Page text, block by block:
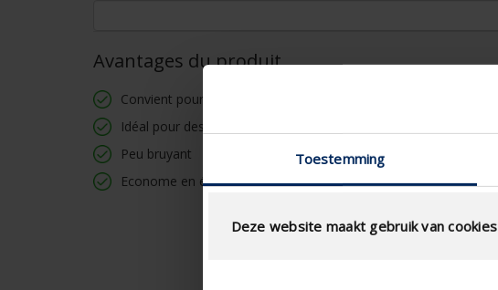
Toestemming
Deze website maakt gebruik van cookies
Avantages du produit
Convient pour montage au mur et au plafond
Idéal pour des pièces petites à moyennes
Peu bruyant
Econome en énergie